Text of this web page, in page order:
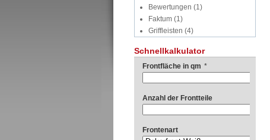
Bewertungen (1)
Faktum (1)
Griffleisten (4)
Schnellkalkulator
Frontfläche in qm *
Anzahl der Frontteile
Frontenart